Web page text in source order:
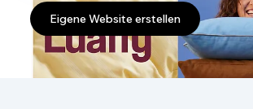
Eigene Website erstellen